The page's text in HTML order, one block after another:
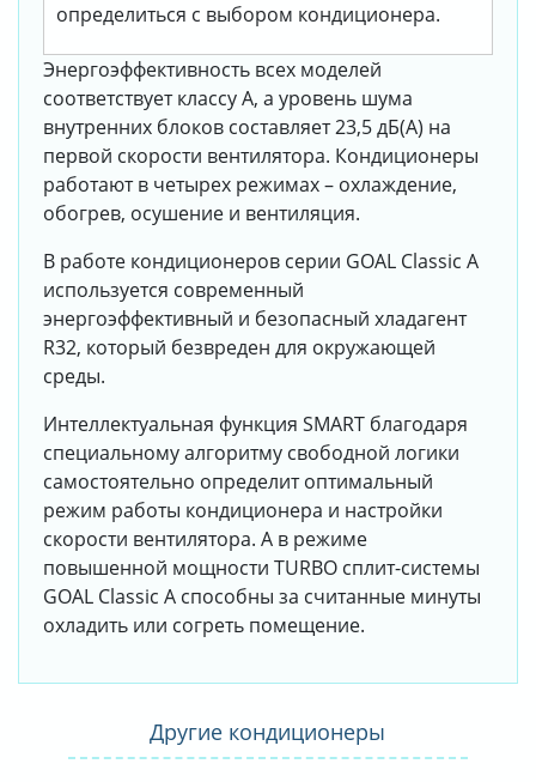
определиться с выбором кондиционера.
Энергоэффективность всех моделей
соответствует классу А, а уровень шума
внутренних блоков составляет 23,5 дБ(А) на
первой скорости вентилятора. Кондиционеры
работают в четырех режимах – охлаждение,
обогрев, осушение и вентиляция.
В работе кондиционеров серии GOAL Classic A
используется современный
энергоэффективный и безопасный хладагент
R32, который безвреден для окружающей
среды.
Интеллектуальная функция SMART благодаря
специальному алгоритму свободной логики
самостоятельно определит оптимальный
режим работы кондиционера и настройки
скорости вентилятора. А в режиме
повышенной мощности TURBO сплит-системы
GOAL Classic A способны за считанные минуты
охладить или согреть помещение.
Другие кондиционеры